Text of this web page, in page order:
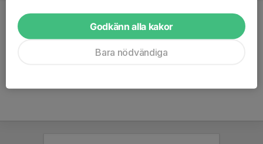
Titel
Ledare
Ålder
45 år
Godkänn alla kakor
Bara nödvändiga